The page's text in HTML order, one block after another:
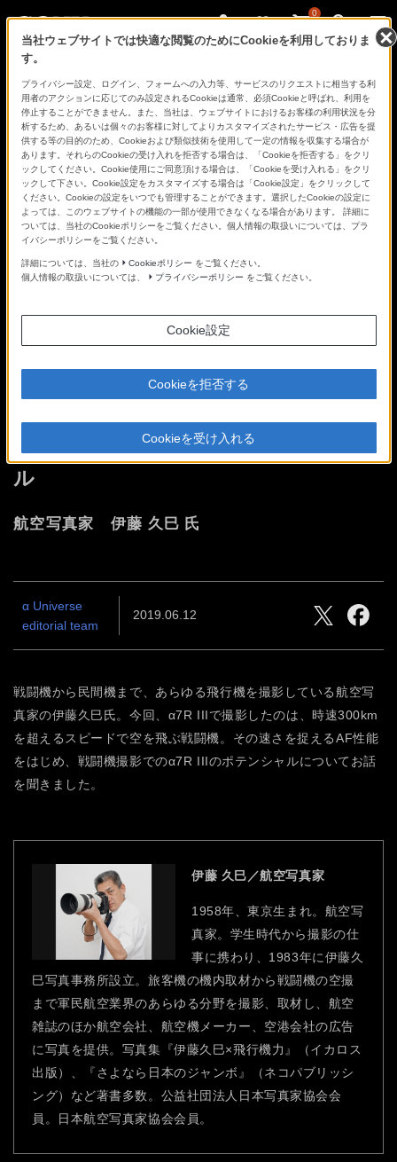
0
あ、
見
た
こ
と
の
な
い
世
界
へ。
α
Universe
掴んで離さないα7R IIIのポテンシャ
ル
航空写真家 伊藤 久巳 氏
α Universe
editorial team
2019.06.12
戦闘機から民間機まで、あらゆる飛行機を撮影している航空写
真家の伊藤久巳氏。今回、α7R IIIで撮影したのは、時速300km
を超えるスピードで空を飛ぶ戦闘機。その速さを捉えるAF性能
をはじめ、戦闘機撮影でのα7R IIIのポテンシャルについてお話
を聞きました。
伊藤 久巳／航空写真家
1958年、東京生まれ。航空写
真家。学生時代から撮影の仕
事に携わり、1983年に伊藤久
巳写真事務所設立。旅客機の機内取材から戦闘機の空撮
まで軍民航空業界のあらゆる分野を撮影、取材し、航空
雑誌のほか航空会社、航空機メーカー、空港会社の広告
に写真を提供。写真集『伊藤久巳×飛行機力』（イカロス
出版）、『さよなら日本のジャンボ』（ネコパブリッシ
ング）など著書多数。公益社団法人日本写真家協会会
員。日本航空写真家協会会員。
当社ウェブサイトでは快適な閲覧のためにCookieを利用しておりま
す。
プライバシー設定、ログイン、フォームへの入力等、サービスのリクエストに相当する利
用者のアクションに応じてのみ設定されるCookieは通常、必須Cookieと呼ばれ、利用を
停止することができません。また、当社は、ウェブサイトにおけるお客様の利用状況を分
析するため、あるいは個々のお客様に対してよりカスタマイズされたサービス・広告を提
供する等の目的のため、Cookieおよび類似技術を使用して一定の情報を収集する場合が
あります。それらのCookieの受け入れを拒否する場合は、「Cookieを拒否する」をクリ
ックしてください。Cookie使用にご同意頂ける場合は、「Cookieを受け入れる」をクリ
ックして下さい。Cookie設定をカスタマイズする場合は「Cookie設定」をクリックして
ください。Cookieの設定をいつでも管理することができます。選択したCookieの設定に
よっては、このウェブサイトの機能の一部が使用できなくなる場合があります。 詳細に
ついては、当社のCookieポリシーをご覧ください。個人情報の取扱いについては、プラ
イバシーポリシーをご覧ください。
詳細については、当社の Cookieポリシー をご覧ください。
個人情報の取扱いについては、
プライバシーポリシー をご覧ください。
Cookie設定
Cookieを拒否する
Cookieを受け入れる